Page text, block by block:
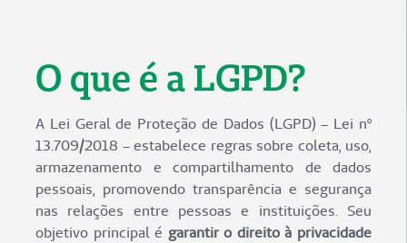
O que é a LGPD?
A Lei Geral de Proteção de Dados (LGPD) – Lei nº
13.709/2018 – estabelece regras sobre coleta, uso,
armazenamento e compartilhamento de dados
pessoais, promovendo transparência e segurança
nas relações entre pessoas e instituições. Seu
objetivo principal é garantir o direito à privacidade